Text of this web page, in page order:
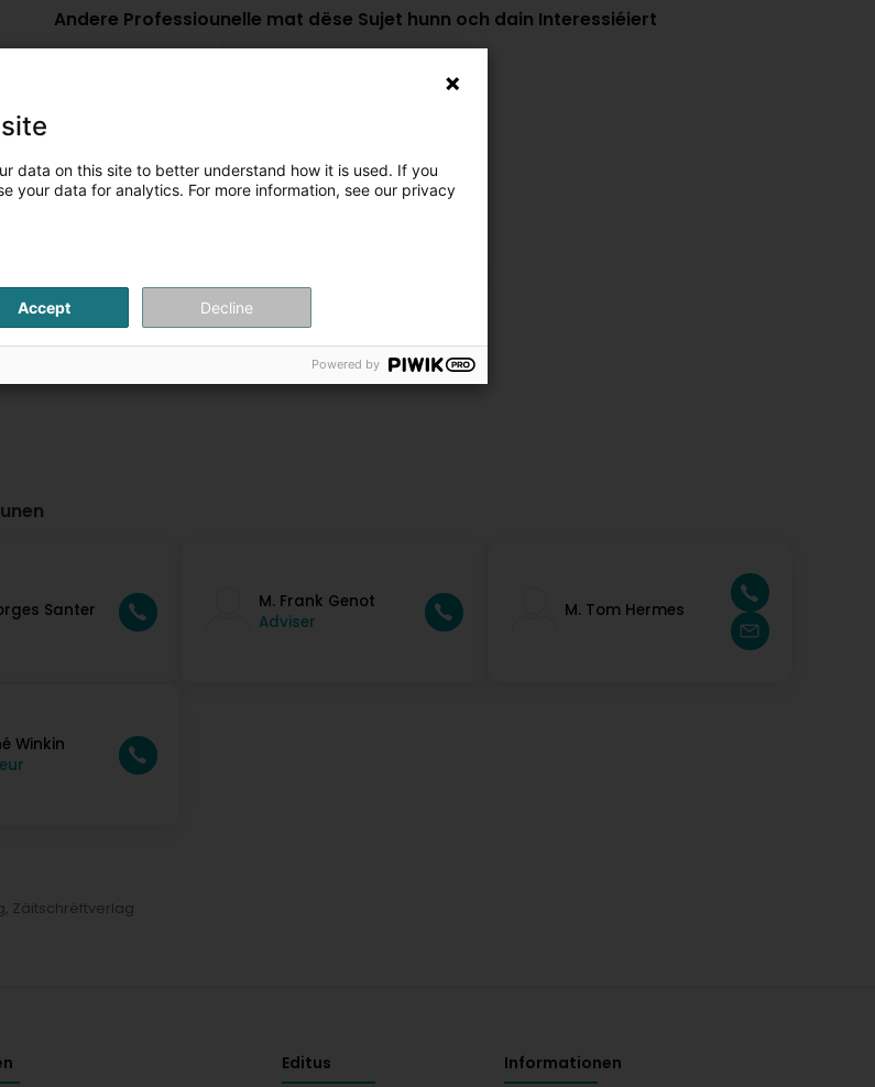
Andere Professiounelle mat dëse Sujet hunn och dain Interessiéiert
Media & Advertising Sàrl
223 Rue de CessangeL-1321
Santer
M. Frank Genot
Adviser
M. Tom Hermes
Winkin
Zäitschrëftverlag
Editus Informationen
data on this site to better understand how it is used. If you
your data for analytics. For more information, see our privacy
Accept Decline
Powered by